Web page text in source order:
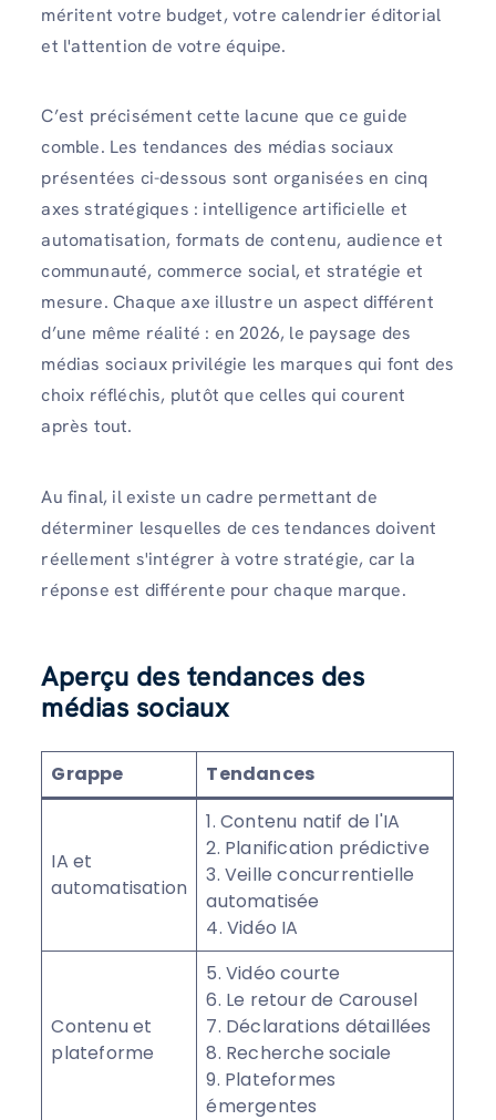
méritent votre budget, votre calendrier éditorial
et l'attention de votre équipe.
C’est précisément cette lacune que ce guide
comble. Les tendances des médias sociaux
présentées ci-dessous sont organisées en cinq
axes stratégiques : intelligence artificielle et
automatisation, formats de contenu, audience et
communauté, commerce social, et stratégie et
mesure. Chaque axe illustre un aspect différent
d’une même réalité : en 2026, le paysage des
médias sociaux privilégie les marques qui font des
choix réfléchis, plutôt que celles qui courent
après tout.
Au final, il existe un cadre permettant de
déterminer lesquelles de ces tendances doivent
réellement s'intégrer à votre stratégie, car la
réponse est différente pour chaque marque.
Aperçu des tendances des
médias sociaux
Grappe Tendances
IA et
automatisation
1. Contenu natif de l'IA
2. Planification prédictive
3. Veille concurrentielle
automatisée
4. Vidéo IA
Contenu et
plateforme
5. Vidéo courte
6. Le retour de Carousel
7. Déclarations détaillées
8. Recherche sociale
9. Plateformes
émergentes